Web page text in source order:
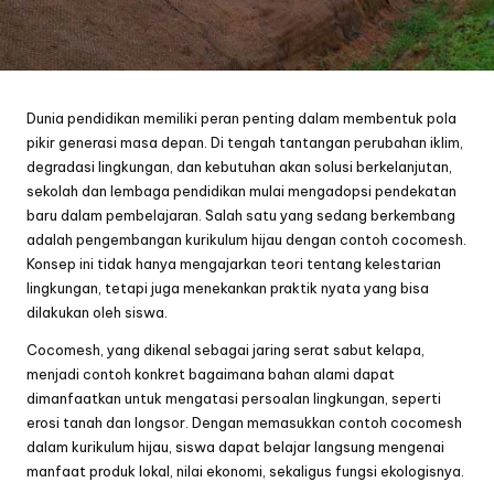
Dunia pendidikan memiliki peran penting dalam membentuk pola
pikir generasi masa depan. Di tengah tantangan perubahan iklim,
degradasi lingkungan, dan kebutuhan akan solusi berkelanjutan,
sekolah dan lembaga pendidikan mulai mengadopsi pendekatan
baru dalam pembelajaran. Salah satu yang sedang berkembang
adalah pengembangan kurikulum hijau dengan contoh cocomesh.
Konsep ini tidak hanya mengajarkan teori tentang kelestarian
lingkungan, tetapi juga menekankan praktik nyata yang bisa
dilakukan oleh siswa.
Cocomesh, yang dikenal sebagai jaring serat sabut kelapa,
menjadi contoh konkret bagaimana bahan alami dapat
dimanfaatkan untuk mengatasi persoalan lingkungan, seperti
erosi tanah dan longsor. Dengan memasukkan contoh cocomesh
dalam kurikulum hijau, siswa dapat belajar langsung mengenai
manfaat produk lokal, nilai ekonomi, sekaligus fungsi ekologisnya.